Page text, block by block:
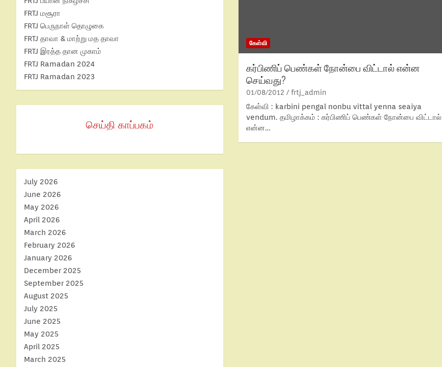
கேள்வி
கர்பிணிப் பெண்கள் நோன்பை விட்டால் என்ன
செய்வது?
01/08/2012 frtj_admin
கேள்வி : karbini pengal nonbu vittal yenna seaiya
vendum. தமிழாக்கம் : கர்பிணிப் பெண்கள் நோன்பை விட்டால்
என்ன…
FRTJ மசூரா
FRTJ பெருநாள் தொழுகை
FRTJ தாவா & மாற்று மத தாவா
FRTJ இரத்த தான முகாம்
FRTJ Ramadan 2024
FRTJ Ramadan 2023
செய்தி காப்பகம்
July 2026
June 2026
May 2026
April 2026
March 2026
February 2026
January 2026
December 2025
September 2025
August 2025
July 2025
June 2025
May 2025
April 2025
March 2025